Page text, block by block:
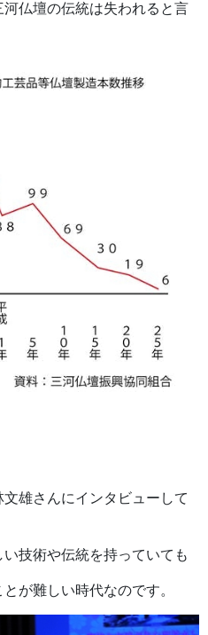
仏壇の伝統は失われると言
雄さんにインタビューして
技術や伝統を持っていても
が難しい時代なのです。